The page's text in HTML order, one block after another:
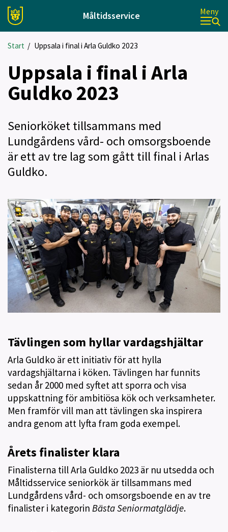
Måltidsservice Meny
Start / Uppsala i final i Arla Guldko 2023
Uppsala i final i Arla
Guldko 2023
Seniorköket tillsammans med
Lundgårdens vård- och omsorgsboende
är ett av tre lag som gått till final i Arlas
Guldko.
Tävlingen som hyllar vardagshjältar
Arla Guldko är ett initiativ för att hylla
vardagshjältarna i köken. Tävlingen har funnits
sedan år 2000 med syftet att sporra och visa
uppskattning för ambitiösa kök och verksamheter.
Men framför vill man att tävlingen ska inspirera
andra genom att lyfta fram goda exempel.
Årets finalister klara
Finalisterna till Arla Guldko 2023 är nu utsedda och
Måltidsservice seniorkök är tillsammans med
Lundgårdens vård- och omsorgsboende en av tre
finalister i kategorin Bästa Seniormatglädje.